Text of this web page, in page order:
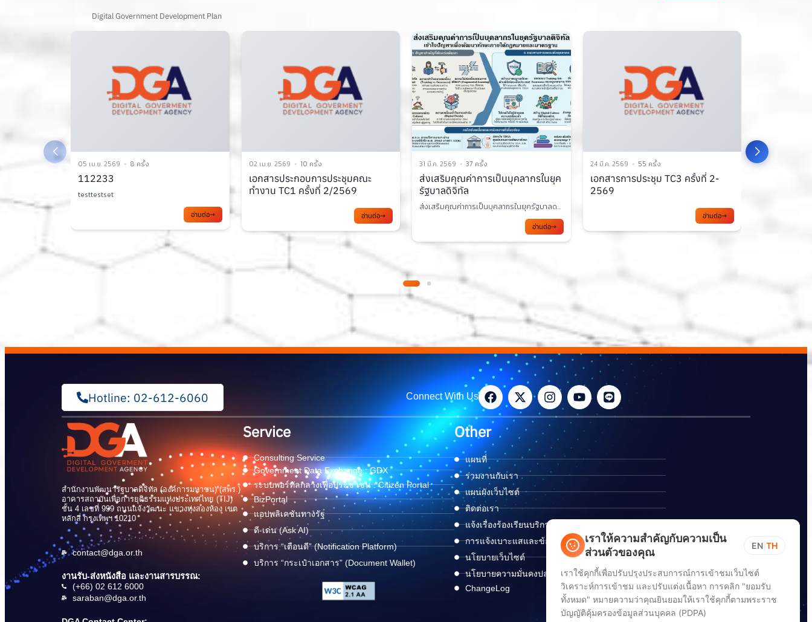
Digital Government Development Plan
02 เม.ย. 2569 10 ครั้ง
เอกสารประกอบการประชุมคณะ
ทำงาน TC1 ครั้งที่ 2/2569
อ่านต่อ
31 มี.ค. 2569 37 ครั้ง
ส่งเสริมคุณค่าการเป็นบุคลากรในยุค
รัฐบาลดิจิทัล
ส่งเสริมคุณค่าการเป็นบุคลากรในยุครัฐบาลด...
อ่านต่อ
24 มี.ค. 2569 55 ครั้ง
เอกสารการประชุม TC3 ครั้งที่ 2-
2569
24 มี.ค. 2569 79 ครั้ง
การพัฒนาความรู้บุคลากรภาครัฐ
เพื่อก้าวสู่ Digital...
การก้าวเข้าสู่ยุค Digital Transformation...
อ่านต่อ
17 มี.ค. 2569
Hotline: 02-612-6060 Connect With Us
สำนักงานพัฒนารัฐบาลดิจิทัล (องค์การมหาชน) (สพร.)
อาคารสถาบันเพื่อการยุติธรรมแห่งประเทศไทย (TIJ)
ชั้น 4 เลขที่ 999 ถนนแจ้งวัฒนะ แขวงทุ่งสองห้อง เขต
หลักสี่ กรุงเทพฯ 10210
contact@dga.or.th
งานรับ-ส่งหนังสือ และงานสารบรรณ:
(+66) 02 612 6000
saraban@dga.or.th
Service
Consulting Service
Government Data Exchange : GDX
ระบบพอร์ทัลกลางเพื่อประชาชน : Citizen Portal
BizPortal
แอปพลิเคชันทางรัฐ
ดี-เด่น (Ask AI)
บริการ “เตือนดี” (Notification Platform)
บริการ “กระเป๋าเอกสาร” (Document Wallet)
Other
แผนที่
ร่วมงานกับเรา
แผนผังเว็บไซต์
ติดต่อเรา
แจ้งเรื่องร้องเรียนบริการ
การแจ้งเบาะแสและข้อร้องเรียนการทุจริต
นโยบายเว็บไซต์
นโยบายความมั่นคงปลอดภัยสารสนเทศทางไซเบอร์
ChangeLog
เราให้ความสำคัญกับความเป็น
ส่วนตัวของคุณ
EN TH
เราใช้คุกกี้เพื่อปรับปรุงประสบการณ์การเข้าชมเว็บไซต์
วิเคราะห์การเข้าชม และปรับแต่งเนื้อหา การคลิก "ยอมรับ
ทั้งหมด" หมายความว่าคุณยินยอมให้เราใช้คุกกี้ตามพระราช
บัญญัติคุ้มครองข้อมูลส่วนบุคคล (PDPA)